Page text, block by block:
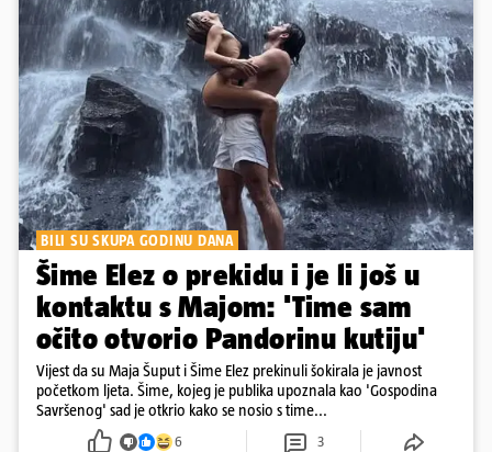
BILI SU SKUPA GODINU DANA
Šime Elez o prekidu i je li još u
kontaktu s Majom: 'Time sam
očito otvorio Pandorinu kutiju'
Vijest da su Maja Šuput i Šime Elez prekinuli šokirala je javnost
početkom ljeta. Šime, kojeg je publika upoznala kao 'Gospodina
Savršenog' sad je otkrio kako se nosio s time...
6 3